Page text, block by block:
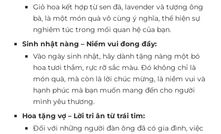
Giỏ hoa kết hợp từ sen đá, lavender và tượng ông
bà, là một món quà vô cùng ý nghĩa, thể hiện sự
nghiêm túc trong mối quan hệ của bạn.
Sinh nhật nàng – Niềm vui đong đầy:
Vào ngày sinh nhật, hãy dành tặng nàng một bó
hoa tươi thắm, rực rỡ sắc màu. Đó không chỉ là
món quà, mà còn là lời chúc mừng, là niềm vui và
hạnh phúc mà bạn muốn mang đến cho người
mình yêu thương.
Hoa tặng vợ – Lời tri ân từ trái tim:
Đối với những người đàn ông đã có gia đình, việc